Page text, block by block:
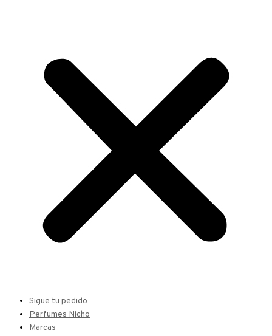
Sigue tu pedido
Perfumes Nicho
Marcas